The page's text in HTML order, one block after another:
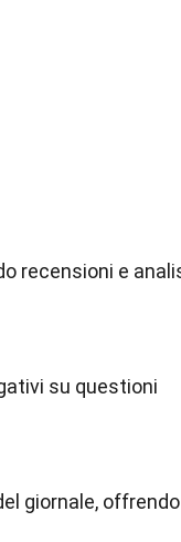
recensioni e
su questioni
giornale, offrendo